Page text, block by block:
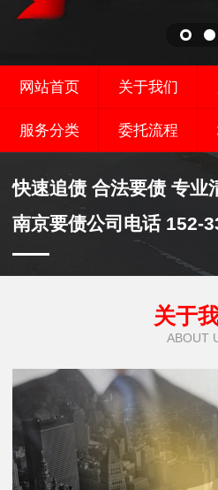
网站首页 关于我们
服务分类 委托流程
快速追债 合法要债 专业
南京要债公司电话 152-
关于
ABOUT